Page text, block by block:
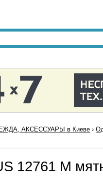
АКСЕССУАРЫ в Киеве ›
12761 M